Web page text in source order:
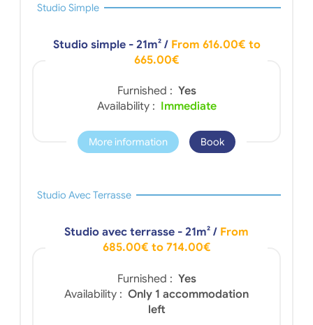
Studio Simple
Studio simple - 21m² / From 616.00€ to
665.00€
Furnished : Yes
Availability : Immediate
More information Book
Studio Avec Terrasse
Studio avec terrasse - 21m² / From
685.00€ to 714.00€
Furnished : Yes
Availability : Only 1 accommodation
left